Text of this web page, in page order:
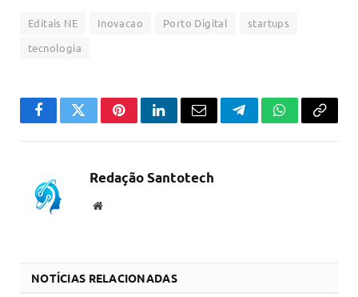
Editais NE Inovacao Porto Digital
startups
tecnologia
FacebookTwitterPinterestLinkedInEmail TelegramWhatsApp
Copiar
Redação Santotech
Website
NOTÍCIAS RELACIONADAS